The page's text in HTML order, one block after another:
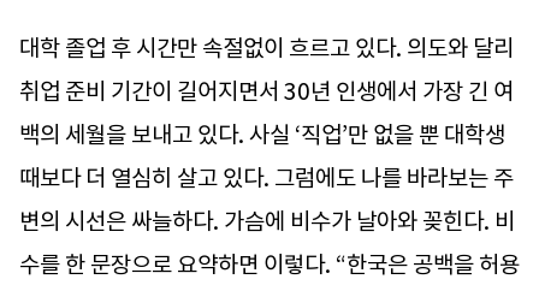
대학 졸업 후 시간만 속절없이 흐르고 있다. 의도와 달리
취업 준비 기간이 길어지면서 30년 인생에서 가장 긴 여
백의 세월을 보내고 있다. 사실 ‘직업’만 없을 뿐 대학생
때보다 더 열심히 살고 있다. 그럼에도 나를 바라보는 주
변의 시선은 싸늘하다. 가슴에 비수가 날아와 꽂힌다. 비
수를 한 문장으로 요약하면 이렇다. “한국은 공백을 허용